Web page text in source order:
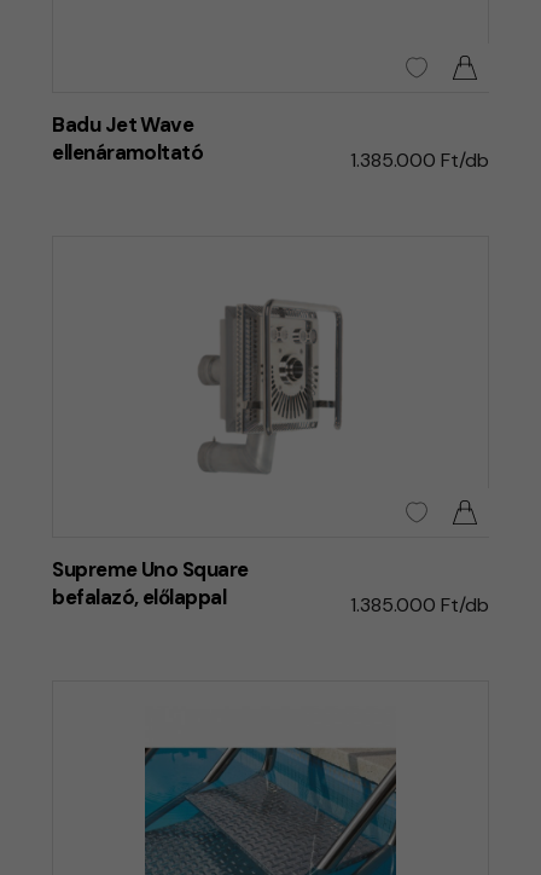
Badu Jet Wave
ellenáramoltató
1.385.000 Ft/db
Supreme Uno Square
befalazó, előlappal
1.385.000 Ft/db